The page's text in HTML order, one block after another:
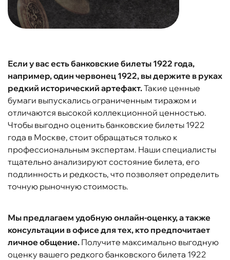
Если у вас есть банковские билеты 1922 года,
например, один червонец 1922, вы держите в руках
редкий исторический артефакт.Такие ценные
бумаги выпускались ограниченным тиражом и
отличаются высокой коллекционной ценностью.
Чтобы выгодно оценить банковские билеты 1922
года в Москве, стоит обращаться только к
профессиональным экспертам. Наши специалисты
тщательно анализируют состояние билета, его
подлинность и редкость, что позволяет определить
точную рыночную стоимость.
Мы предлагаем удобную онлайн-оценку, а также
консультации в офисе для тех, кто предпочитает
личное общение. Получите максимально выгодную
оценку вашего редкого банковского билета 1922